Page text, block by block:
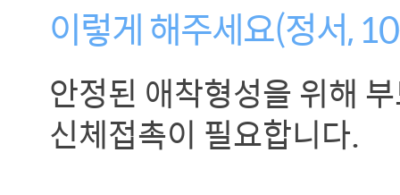
이렇게 해주세요(정서,
안정된 애착형성을 위해
신체접촉이 필요합니다.